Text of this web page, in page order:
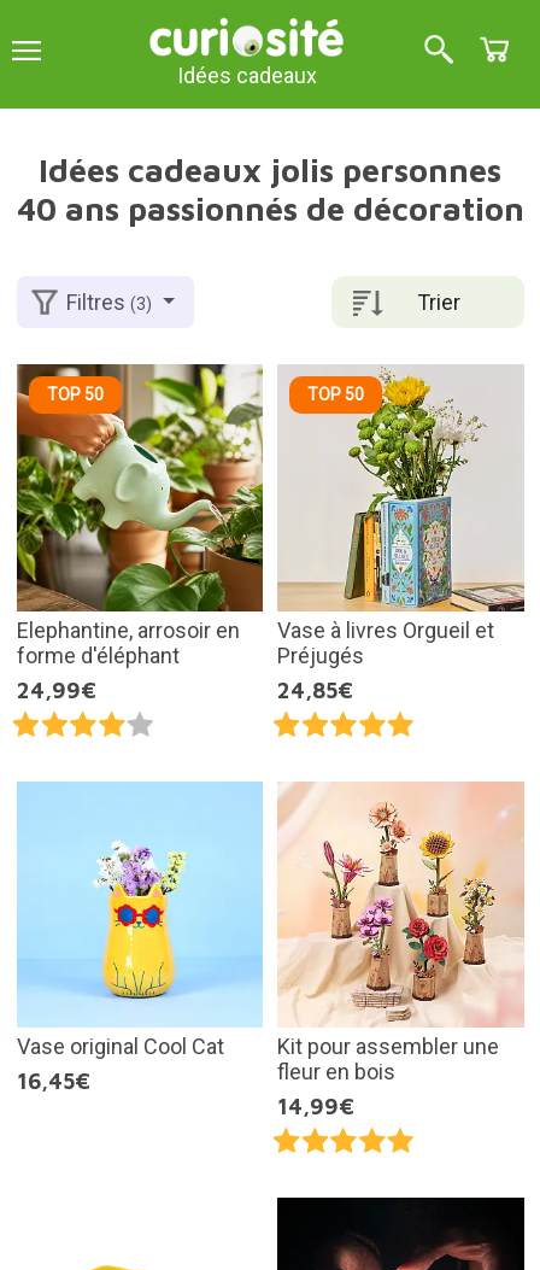
Idées cadeaux
Idées cadeaux jolis personnes
40 ans passionnés de décoration
Trier
Filtres(3)
TOP 50
Elephantine, arrosoir en
forme d'éléphant
24,99€
TOP 50
Vase à livres Orgueil et
Préjugés
24,85€
Vase original Cool Cat
16,45€
Kit pour assembler une
fleur en bois
14,99€